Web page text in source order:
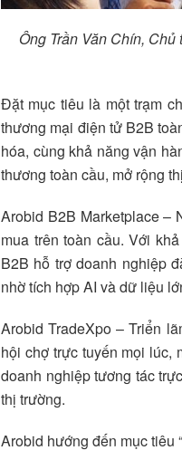
Ông Trần Văn Chín,
Đặt mục tiêu là một trạm
thương mại điện tử B2B
hóa, cùng khả năng vận
thương toàn cầu, mở rộng
Arobid B2B Marketplace –
mua trên toàn cầu. Với
B2B hỗ trợ doanh nghiệp
nhờ tích hợp AI và dữ liệu
Arobid TradeXpo – Triển
hội chợ trực tuyến mọi lúc,
doanh nghiệp tương tác
thị trường.
Arobid hướng đến mục tiêu